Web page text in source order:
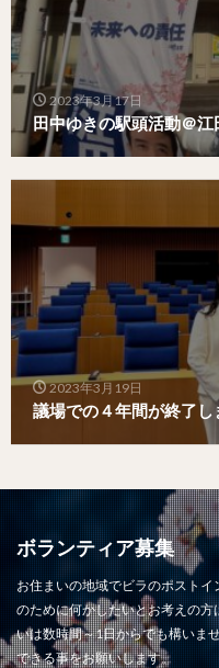
2023年3月17日
田中ゆきの駅頭活動＠
2023年3月19日
議場での４年間が終了し
ボランティア募集
お住まいの地域でビラのポスト
のために何かしたいとお考えの
いは数時間～1日からでも構いま
できる事をお願いします。